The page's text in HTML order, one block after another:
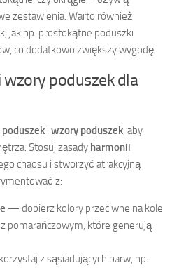
zestawienia. Warto również
jak np. prostokątne poduszki
co dodatkowo zwiększy wygodę.
wzory poduszek dla
i wzory poduszek , aby
Stosuj zasady harmonii
chaosu i stworzyć atrakcyjną
z:
— dobierz kolory przeciwne na kole
pomarańczowym, które generują
z sąsiadujących barw, np.